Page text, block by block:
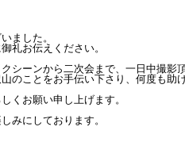
ました。
礼お伝えください。
シーンから二次会まで、一日中撮影
のことをお手伝い下さり、何度も助
くお願い申し上げます。
みにしております。